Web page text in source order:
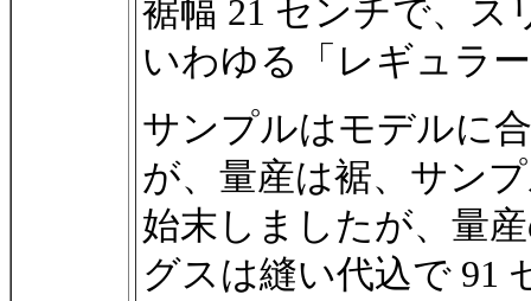
裾幅 21 センチで、ス
いわゆる「レギュラ
サンプルはモデルに
が、量産は裾、サン
始末しましたが、量
グスは縫い代込で 91